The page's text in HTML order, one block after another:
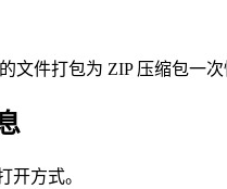
文件打包为 ZIP 压缩包一次
开方式。